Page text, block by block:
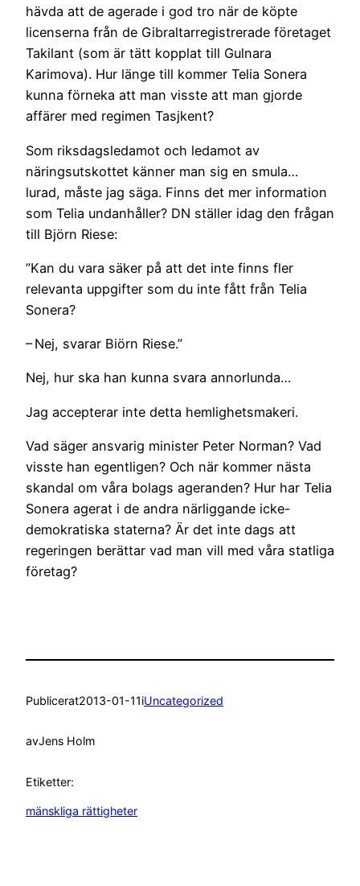
hävda att de agerade i god tro när de köpte
licenserna från de Gibraltarregistrerade företaget
Takilant (som är tätt kopplat till Gulnara
Karimova). Hur länge till kommer Telia Sonera
kunna förneka att man visste att man gjorde
affärer med regimen Tasjkent?
Som riksdagsledamot och ledamot av
näringsutskottet känner man sig en smula…
lurad, måste jag säga. Finns det mer information
som Telia undanhåller? DN ställer idag den frågan
till Björn Riese:
”Kan du vara säker på att det inte finns fler
relevanta uppgifter som du inte fått från Telia
Sonera?
– Nej, svarar Biörn Riese.”
Nej, hur ska han kunna svara annorlunda…
Jag accepterar inte detta hemlighetsmakeri.
Vad säger ansvarig minister Peter Norman? Vad
visste han egentligen? Och när kommer nästa
skandal om våra bolags ageranden? Hur har Telia
Sonera agerat i de andra närliggande icke-
demokratiska staterna? Är det inte dags att
regeringen berättar vad man vill med våra statliga
företag?
Publicerat2013-01-11iUncategorized
avJens Holm
Etiketter:
mänskliga rättigheter